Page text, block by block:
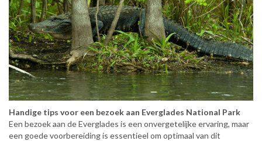
Handige tips voor een bezoek aan Everglades National Park
Een bezoek aan de Everglades is een onvergetelijke ervaring, maar
een goede voorbereiding is essentieel om optimaal van dit